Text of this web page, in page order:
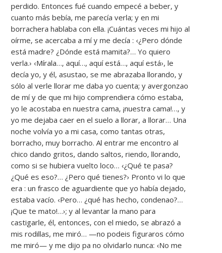
perdido. Entonces fué cuando empecé a beber, y
cuanto más bebía, me parecía verla; y en mi
borrachera hablaba con ella. ¡Cuántas veces mi hijo al
oírme, se acercaba a mí y me decía : ‹¿Pero dónde
está madre? ¿Dónde está mamita?… Yo quiero
verla.› ‹Mírala…, aquí…, aquí está…, aquí está›, le
decía yo, y él, asustao, se me abrazaba llorando, y
sólo al verle llorar me daba yo cuenta; y avergonzao
de mí y de que mi hijo comprendiera cómo estaba,
yo le acostaba en nuestra cama, ¡nuestra cama!…, y
yo me dejaba caer en el suelo a llorar, a llorar… Una
noche volvía yo a mi casa, como tantas otras,
borracho, muy borracho. Al entrar me encontro al
chico dando gritos, dando saltos, riendo, llorando,
como si se hubiera vuelto loco… ‹¿Qué te pasa?
¿Qué es eso?… ¿Pero qué tienes?› Pronto vi lo que
era : un frasco de aguardiente que yo había dejado,
estaba vacío. ‹Pero… ¿qué has hecho, condenao?…
¡Que te mato!…›; y al levantar la mano para
castigarle, él, entonces, con el miedo, se abrazó a
mis rodillas, me miró… —no podeis figuraros cómo
me miró— y me dijo pa no olvidarlo nunca: ‹No me